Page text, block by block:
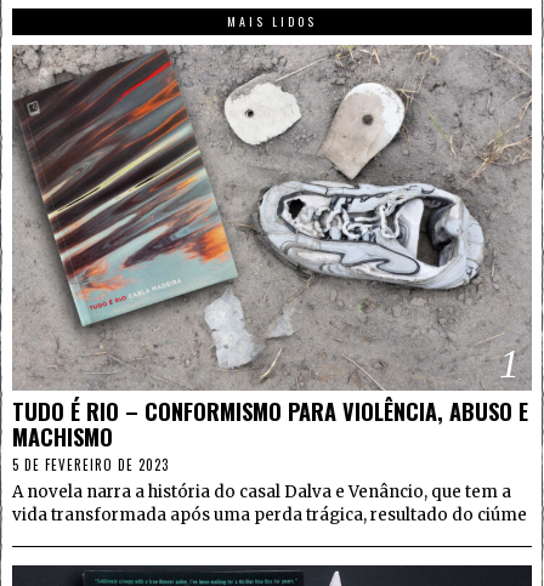
MAIS LIDOS
1
TUDO É RIO – CONFORMISMO PARA VIOLÊNCIA, ABUSO E
MACHISMO
5 DE FEVEREIRO DE 2023
A novela narra a história do casal Dalva e Venâncio, que tem a
vida transformada após uma perda trágica, resultado do ciúme